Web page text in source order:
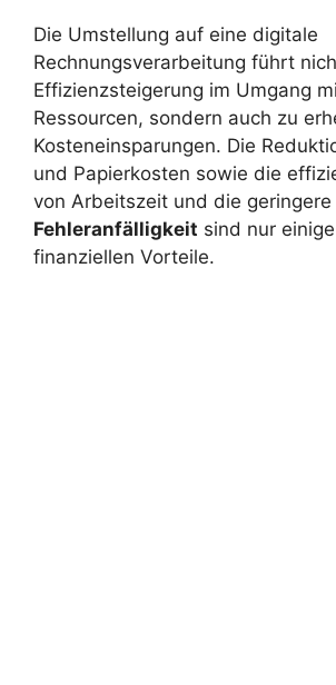
Die Umstellung auf eine digitale
Rechnungsverarbeitung führt
Effizienzsteigerung im Umgang
Ressourcen, sondern auch zu
Kosteneinsparungen. Die
und Papierkosten sowie die
von Arbeitszeit und die geringere
Fehleranfälligkeit sind nur
finanziellen Vorteile.